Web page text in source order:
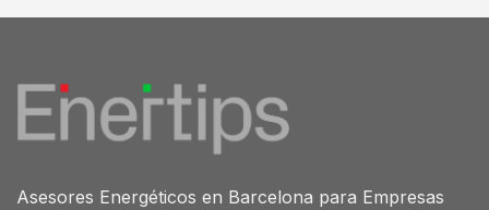
Asesores Energéticos en Barcelona para Empresas